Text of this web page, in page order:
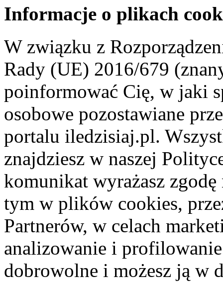
Informacje o plikach
W związku z
Rady (UE) 2016/679
poinformować Cię, w jaki
osobowe pozostawiane
portalu iledzisiaj.pl.
znajdziesz w naszej
komunikat wyrażasz
tym w plików cookies,
Partnerów, w celach
analizowanie i
dobrowolne i możesz ją w